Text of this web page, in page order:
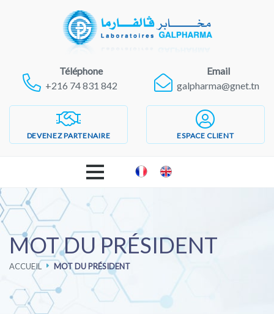
Téléphone
+216 74 831 842
Email
galpharma@gnet.tn
DEVENEZ PARTENAIRE ESPACE CLIENT
ACCUEIL
LABORATOIRES GALPHARMA
PRODUITS
PHARMACOVIGILANCE
MOT DU PRÉSIDENT
ACCUEIL MOT DU PRÉSIDENT